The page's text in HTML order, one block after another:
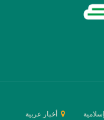
أخبار عربية